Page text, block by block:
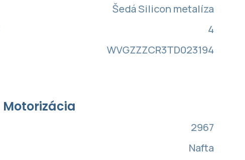
Šedá Silicon metalíza
4
WVGZZZCR3TD023194
Motorizácia
2967
Nafta